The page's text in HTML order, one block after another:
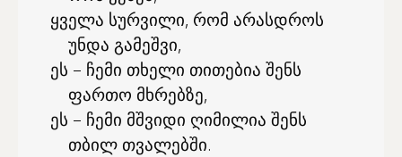
ყველა სურვილი, რომ არასდროს
უნდა გამეშვი,
ეს – ჩემი თხელი თითებია შენს
ფართო მხრებზე,
ეს – ჩემი მშვიდი ღიმილია შენს
თბილ თვალებში.